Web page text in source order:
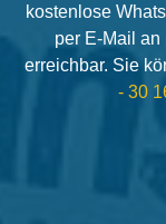
kostenlose
per E-Mail an
erreichbar. Sie
- 30